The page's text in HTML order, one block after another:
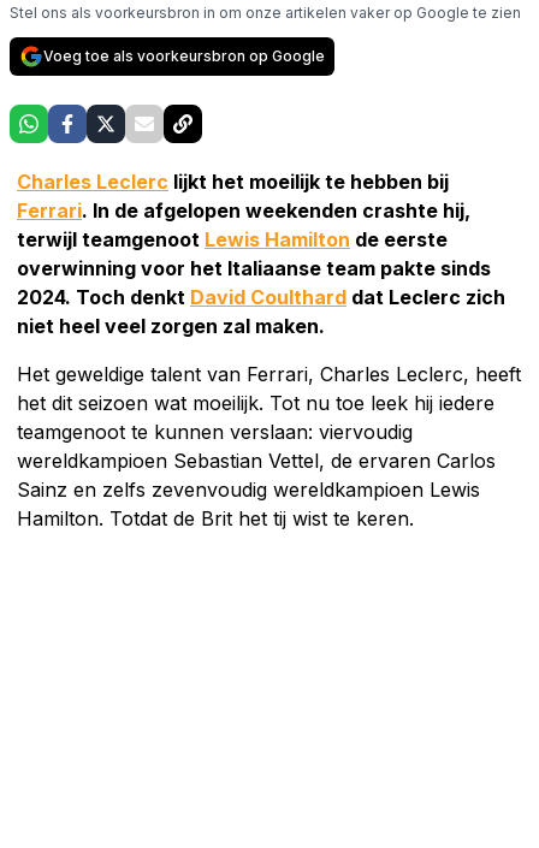
Stel ons als voorkeursbron in om onze artikelen vaker op Google te zien
Voeg toe als voorkeursbron op Google
Charles Leclerc lijkt het moeilijk te hebben bij
Ferrari. In de afgelopen weekenden crashte hij,
terwijl teamgenoot Lewis Hamilton de eerste
overwinning voor het Italiaanse team pakte sinds
2024. Toch denkt David Coulthard dat Leclerc zich
niet heel veel zorgen zal maken.
Het geweldige talent van Ferrari, Charles Leclerc, heeft
het dit seizoen wat moeilijk. Tot nu toe leek hij iedere
teamgenoot te kunnen verslaan: viervoudig
wereldkampioen Sebastian Vettel, de ervaren Carlos
Sainz en zelfs zevenvoudig wereldkampioen Lewis
Hamilton. Totdat de Brit het tij wist te keren.